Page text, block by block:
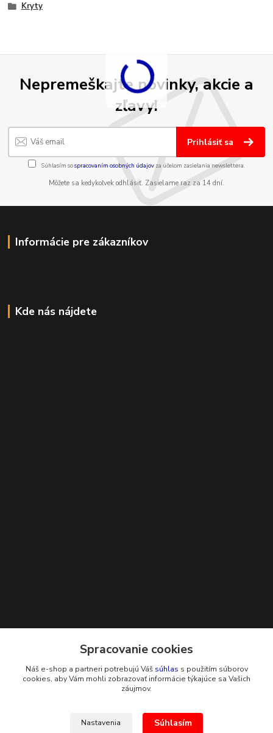
Kryty
Nepremeškajte novinky, akcie a
zľavy!
Prihlásiť sa
Súhlasím sospracovaním osobných údajov za účelom zasielania newslettera.
Môžete sa kedykoľvek odhlásiť. Zasielame raz za 14 dní.
Informácie pre zákazníkov
Kde nás nájdete
+421 948 229 224
Spracovanie cookies
Náš e-shop a partneri potrebujú Váš súhlas s použitím súborov
cookies, aby Vám mohli zobrazovať informácie týkajúce sa Vašich
záujmov.
Nastavenia Súhlasím